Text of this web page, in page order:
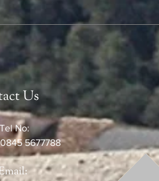
Us
Tel No:
0845 5677788